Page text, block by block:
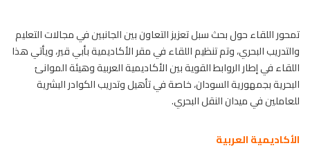
تمحور اللقاء حول بحث سبل تعزيز التعاون بين الجانبين في مجالات التعليم
والتدريب البحري، وتم تنظيم اللقاء في مقر الأكاديمية بأبي قير، ويأتي هذا
اللقاء في إطار الروابط القوية بين الأكاديمية العربية وهيئة الموانئ
البحرية بجمهورية السودان، خاصة في تأهيل وتدريب الكوادر البشرية
للعاملين في ميدان النقل البحري.
الأكاديمية العربية